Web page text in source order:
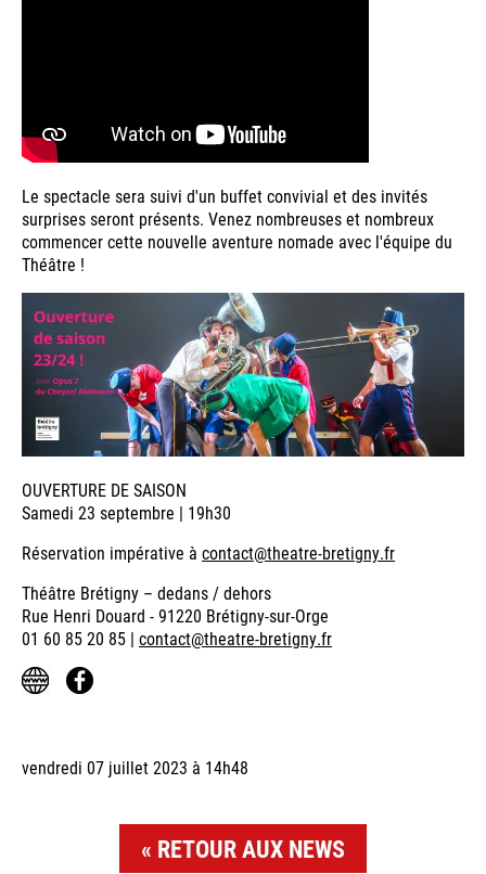
Le spectacle sera suivi d'un buffet convivial et des invités
surprises seront présents. Venez nombreuses et nombreux
commencer cette nouvelle aventure nomade avec l'équipe du
Théâtre !
OUVERTURE DE SAISON
Samedi 23 septembre | 19h30
Réservation impérative à contact@theatre-bretigny.fr
Théâtre Brétigny – dedans / dehors
Rue Henri Douard - 91220 Brétigny-sur-Orge
01 60 85 20 85 | contact@theatre-bretigny.fr
vendredi 07 juillet 2023 à 14h48
RETOUR AUX NEWS